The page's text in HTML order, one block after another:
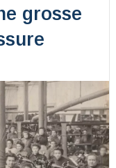
grosse